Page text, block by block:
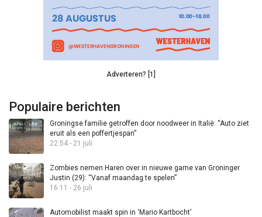
Adverteren? [1]
Populaire berichten
Groningse familie getroffen door noodweer in Italië: “Auto ziet
eruit als een poffertjespan”
22:54 - 21 juli
Zombies nemen Haren over in nieuwe game van Groninger
Justin (29): “Vanaf maandag te spelen”
16:11 - 26 juli
Automobilist maakt spin in ‘Mario Kartbocht’